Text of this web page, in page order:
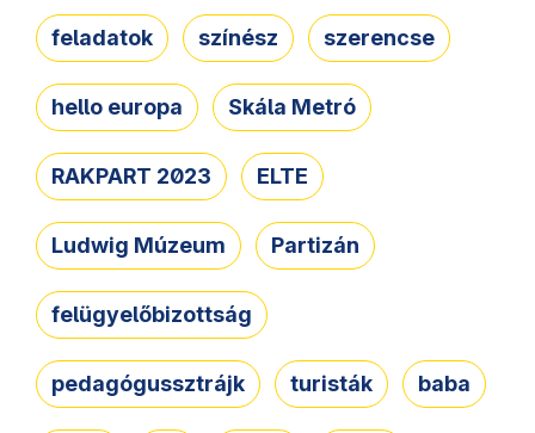
feladatok színész szerencse
hello europa Skála Metró
RAKPART 2023 ELTE
Ludwig Múzeum Partizán
felügyelőbizottság
pedagógussztrájk turisták baba